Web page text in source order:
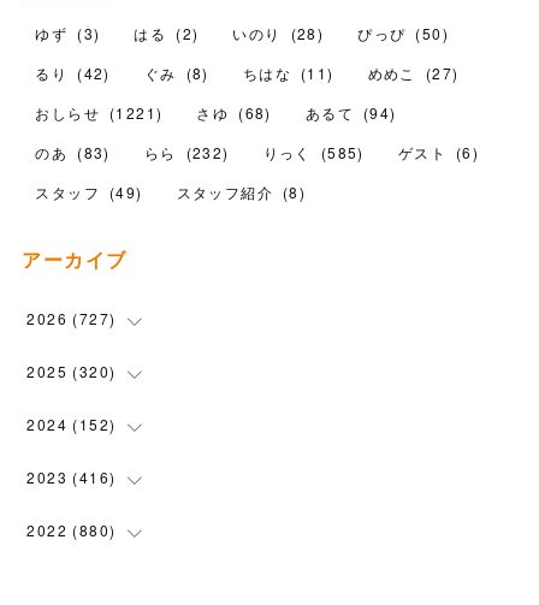
ゆず (3) はる (2) いのり (28) ぴっぴ (50)
るり
(42) ぐみ (8) ちはな (11) めめこ (27)
おしらせ (1221) さゆ (68) あるて (94)
のあ
(83) らら (232) りっく (585) ゲスト (6)
スタッフ
(49) スタッフ紹介 (8)
アーカイブ
2026 (727)
(18)
(104
( 110
( 119
2025 (320)
(90)
( 100
(72)
2024 (152)
(5 )
(5)
2023 (416)
(28)
2022 (880)